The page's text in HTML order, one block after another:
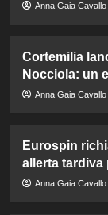
Anna Gaia Cavallo
Cortemilia
Nocciola: un
Anna Gaia Cavallo
Eurospin
allerta tardiva
Anna Gaia Cavallo